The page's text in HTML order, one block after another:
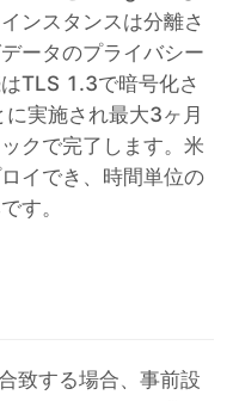
ンスタンスは分離さ
ータのプライバシー
TLS 1.3で暗号化さ
実施され最大3ヶ月
クで完了します。米
イでき、時間単位の
す。
致する場合、事前設